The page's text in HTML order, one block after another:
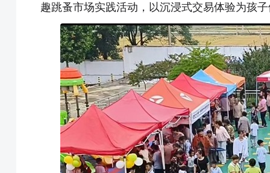
趣跳蚤市场实践活动，以沉浸式交易体验为孩